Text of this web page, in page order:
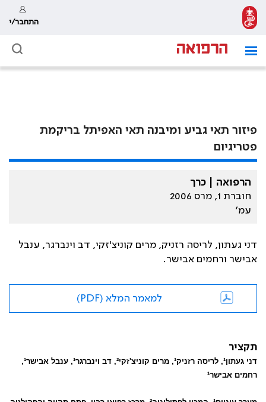
התחבר/י
פיזור תאי גביע ומיבנה תאי האפיתל בריקמת
פטריגיום
הרפואה | כרך
חוברת 1, מרס 2006
עמ׳
דני געתון, לריסה רזניק, מרים קוניצ'זקי, דב וינברגר, ענבל
אבישר ורחמים אבישר.
למאמר המלא (PDF)
תקציר
דני געתון¹, לריסה רזניק¹, מרים קוניצ'זקי², דב וינברגר¹, ענבל אבישר¹
,
רחמים אבישר¹